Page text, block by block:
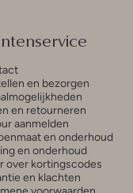
en bezorgen
en retourneren
aanmelden
en onderhoud
en onderhoud
over kortingscodes
en klachten